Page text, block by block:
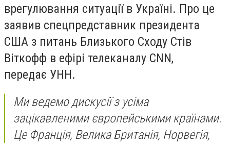
врегулювання ситуації в Україні. Про це
заявив спецпредставник президента
США з питань Близького Сходу Стів
Віткофф в ефірі телеканалу CNN,
передає УНН.
Ми ведемо дискусії з усіма
зацікавленими європейськими країнами.
Це Франція, Велика Британія, Норвегія,